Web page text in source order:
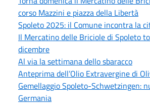
corso Mazzini e piazza della Libertà
Spoleto 2025: il Comune incontra la
Il Mercatino delle Briciole di Spoleto
dicembre
Al via la settimana dello sbaracco
Anteprima dell’Olio Extravergine di
Gemellaggio Spoleto-Schwetzingen:
Germania